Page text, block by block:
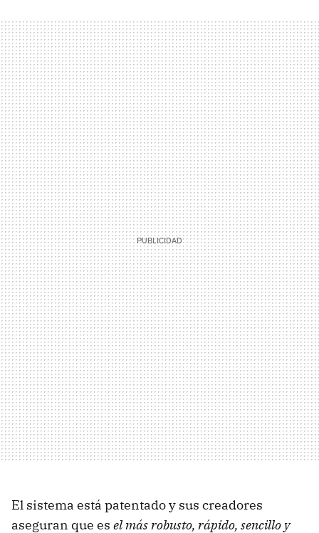
El sistema está patentado y sus creadores
aseguran que es el más robusto, rápido, sencillo y